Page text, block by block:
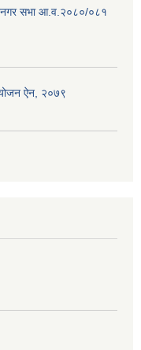
नगर सभा आ.व.२०८०/०८१
ऐन, २०७९